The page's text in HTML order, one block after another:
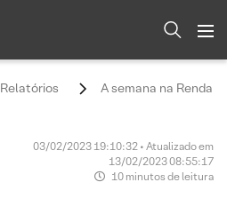
Relatórios A semana na Renda
03/02/2023 19:10:32 • Atualizado em
13/02/2023 08:55:17
10 minutos de leitura